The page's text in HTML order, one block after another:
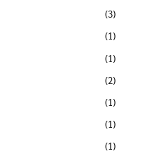
(3)
(1)
(1)
(2)
(1)
(1)
(1)